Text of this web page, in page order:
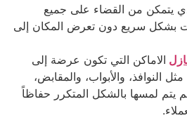
يتمكن من القضاء على جميع
بشكل سريع دون تعرض المكان إلى
الاماكن التي تكون عرضة إلى
النوافذ، والأبواب، والمقابض،
يتم لمسها بالشكل المتكرر حفاظاً